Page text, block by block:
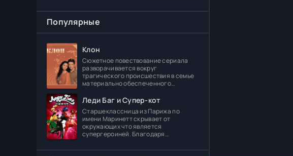
Популярные
Клон
Сюжетное повествование сериала
разворачивается вокруг
трагического происшествия в семье
материально обеспеченного
Ферраса. Дело в том, что его отпрыск
Диога погибает в
Леди Баг и Супер-кот
Старшеклассница из Парижа по
имени Маринетт скрывает от
окружающих что является
супергероиней. Благодаря
создавать различные вещи. В школе